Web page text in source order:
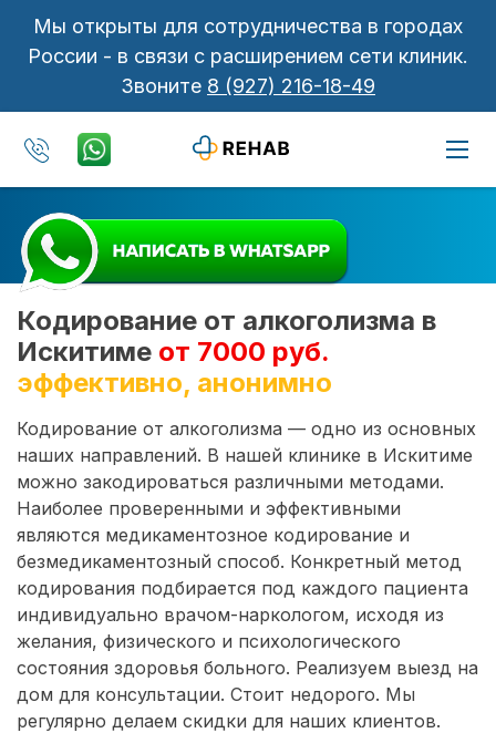
Мы открыты для сотрудничества в городах
России - в связи с расширением сети клиник.
Звоните 8 (927) 216-18-49
Кодирование от алкоголизма в
Искитиме от 7000 руб.
эффективно, анонимно
Кодирование от алкоголизма — одно из основных
наших направлений. В нашей клинике в Искитиме
можно закодироваться различными методами.
Наиболее проверенными и эффективными
являются медикаментозное кодирование и
безмедикаментозный способ. Конкретный метод
кодирования подбирается под каждого пациента
индивидуально врачом-наркологом, исходя из
желания, физического и психологического
состояния здоровья больного. Реализуем выезд на
дом для консультации. Стоит недорого. Мы
регулярно делаем скидки для наших клиентов.